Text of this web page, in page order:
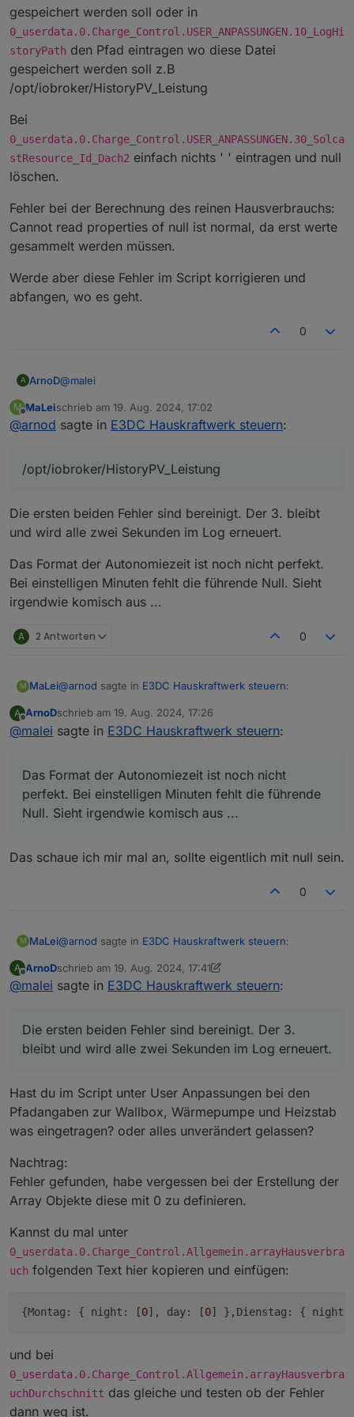
Alle ObjektID's PrognoseSolcast_kWh_1
31werden nicht mehr benötigt. Daten werden
unter der neuen Objekt ID
0_userdata.0.Charge_Control.History.Pro
gnoseSolcast_kWh
"}##
0_userdata.0.Charge_Control.USER_ANPASSUNGEN.30_
SolcastResource_Id_Dach2 enthält keinen gültigen Wert,
bitte prüfen "}##
script.js.common.E3DC.Charge_Control: Fehler bei der
Berechnung des reinen Hausverbrauchs: Cannot read
properties of null (reading 'val')
gespeichert werden soll oder in
0_userdata.0.Charge_Control.USER_ANPASSUNGEN.10_LogHi
storyPath den Pfad eintragen wo diese Datei
gespeichert werden soll z.B
/opt/iobroker/HistoryPV_Leistung
Bei
0_userdata.0.Charge_Control.USER_ANPASSUNGEN.30_Solca
stResource_Id_Dach2 einfach nichts ' ' eintragen und null
löschen.
Fehler bei der Berechnung des reinen Hausverbrauchs:
Cannot read properties of null ist normal, da erst werte
gesammelt werden müssen.
Werde aber diese Fehler im Script korrigieren und
abfangen, wo es geht.
0
A ArnoD@malei
bitte
0_userdata.0.Charge_Control.USER_ANPASSUNGE
0_userdata.0.Charge_Control.USER_ANPASSUNGE
/opt/iobroker/HistoryPV_Leistung
N.30_SolcastResource_Id_Dach2
Fehler bei der Berechnung des reinen Hausverbrauchs:
abfangen, wo es geht.
M
Offline
MaLeischrieb am 19. Aug. 2024, 17:02
zuletzt editiert von
@arnod sagte in E3DC Hauskraftwerk steuern:
/opt/iobroker/HistoryPV_Leistung
Die ersten beiden Fehler sind bereinigt. Der 3. bleibt
und wird alle zwei Sekunden im Log erneuert.
Das Format der Autonomiezeit ist noch nicht perfekt.
Bei einstelligen Minuten fehlt die führende Null. Sieht
irgendwie komisch aus ...
A 2 Antworten 0
M MaLei@arnod sagte in E3DC Hauskraftwerk steuern:
/opt/iobroker/HistoryPV_Leistung
Die ersten beiden Fehler sind bereinigt. Der 3. bleibt
Das Format der Autonomiezeit ist noch nicht perfekt. Bei
einstelligen Minuten fehlt die führende Null. Sieht
A
Offline
ArnoDschrieb am 19. Aug. 2024, 17:26
zuletzt editiert von
@malei sagte in E3DC Hauskraftwerk steuern:
Das Format der Autonomiezeit ist noch nicht
perfekt. Bei einstelligen Minuten fehlt die führende
Null. Sieht irgendwie komisch aus ...
Das schaue ich mir mal an, sollte eigentlich mit null sein.
0
M MaLei@arnod sagte in E3DC Hauskraftwerk steuern:
/opt/iobroker/HistoryPV_Leistung
Die ersten beiden Fehler sind bereinigt. Der 3. bleibt
und wird alle zwei Sekunden im Log erneuert.
Das Format der Autonomiezeit ist noch nicht perfekt. Bei
A
Offline
ArnoDschrieb am 19. Aug. 2024, 17:41
zuletzt editiert von ArnoD
@malei sagte in E3DC Hauskraftwerk steuern:
Die ersten beiden Fehler sind bereinigt. Der 3.
bleibt und wird alle zwei Sekunden im Log erneuert.
Hast du im Script unter User Anpassungen bei den
Pfadangaben zur Wallbox, Wärmepumpe und Heizstab
was eingetragen? oder alles unverändert gelassen?
Nachtrag:
Fehler gefunden, habe vergessen bei der Erstellung der
Array Objekte diese mit 0 zu definieren.
Kannst du mal unter
0_userdata.0.Charge_Control.Allgemein.arrayHausverbra
uch folgenden Text hier kopieren und einfügen:
{Montag: { night: [0], day: [0] }, Dienstag: { night:
und bei
0_userdata.0.Charge_Control.Allgemein.arrayHausverbra
uchDurchschnitt das gleiche und testen ob der Fehler
dann weg ist.